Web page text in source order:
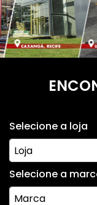
Selecione a loja
Selecione a